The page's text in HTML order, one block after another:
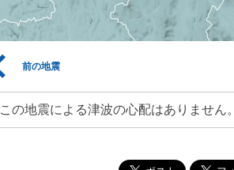
前の地震
この地震による津波の心配はありません。